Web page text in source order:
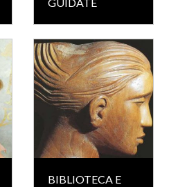
GUIDATE
BIBLIOTECA E